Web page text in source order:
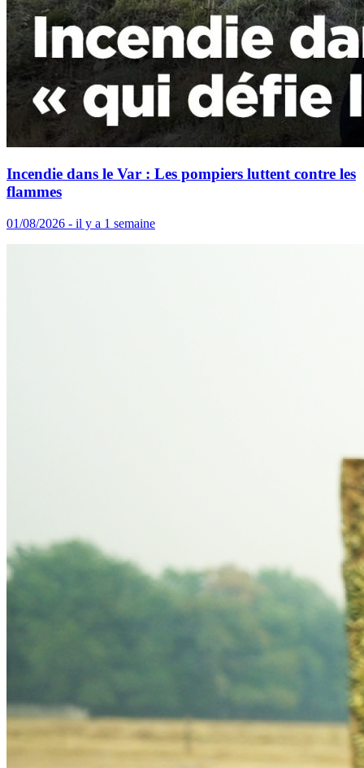
Incendie dans le Var : Les pompiers luttent contre les
flammes
01/08/2026 - il y a 1 semaine